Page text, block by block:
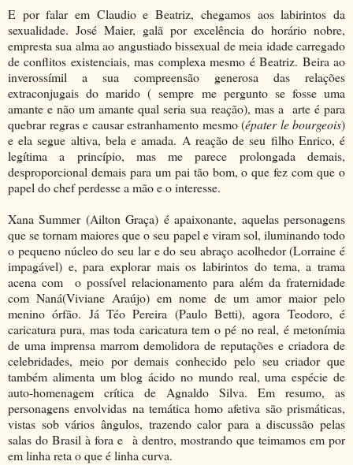
E por falar em Claudio e Beatriz, chegamos aos labirintos da
sexualidade. José Maier, galã por excelência do horário nobre,
empresta sua alma ao angustiado bissexual de meia idade carregado
de conflitos existenciais, mas complexa mesmo é Beatriz. Beira ao
inverossímil a sua compreensão generosa das relações
extraconjugais do marido ( sempre me pergunto se fosse uma
amante e não um amante qual seria sua reação), mas a arte é para
quebrar regras e causar estranhamento mesmo (épater le bourgeois)
e ela segue altiva, belae amada. A reação de seu filho Enrico, é
legítima a princípio, mas me parece prolongada demais,
desproporcional demais para um pai tão bom, o que fez com que o
papel do chef perdesse a mão e o interesse.
Xana Summer (Ailton Graça) é apaixonante, aquelas personagens
que se tornam maiores que o seu papel e viram sol, iluminando todo
o pequeno núcleo do seu lar e do seu abraço acolhedor (Lorraine é
impagável) e, para explorar mais os labirintos do tema, a trama
acena com o possível relacionamento para além da fraternidade
com Naná(Viviane Araújo) em nome de um amor maior pelo
menino órfão. Já Téo Pereira (Paulo Betti), agora Teodoro, é
caricatura pura, mas toda caricatura tem o pé no real, é metonímia
de uma imprensa marrom demolidora de reputações e criadora de
celebridades, meio por demais conhecido pelo seu criador que
também alimenta um blog ácido no mundo real, uma espécie de
auto-homenagem crítica de Agnaldo Silva. Em resumo, as
personagens envolvidas na temática homo afetiva são prismáticas,
vistas sob vários ângulos, trazendo calor para a discussão pelas
salas do Brasil à fora e à dentro, mostrando que teimamos em por
em linha reta o que é linha curva.